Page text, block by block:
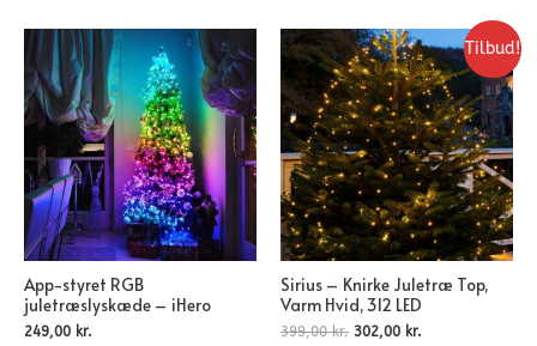
App-styret RGB
juletræslyskæde – iHero
249,00 kr.
Tilbud!
Sirius – Knirke Juletræ Top,
Varm Hvid, 312 LED
399,00kr. 302,00 kr.